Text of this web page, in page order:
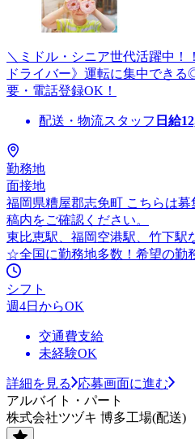
＼ミドル・シニア世代活躍中！
ドライバー》運転に集中でき
要・電話登録OK！
配送・物流スタッフ 日給
勤務地
面接地
福岡県糟屋郡志免町 こちらは
稿内をご確認ください。
東比恵駅、福岡空港駅、竹下駅
☆全国に勤務地多数！希望の勤
シフト
週4日からOK
交通費支給
未経験OK
詳細を見る
応募画面に進む
アルバイト・パート
株式会社ツヅキ 博多工場(配送)